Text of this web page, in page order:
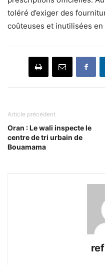
toléré d’exiger des
coûteuses et inutilisées en
Article précédent
Oran : Le wali inspecte le
centre de tri urbain de
Bouamama